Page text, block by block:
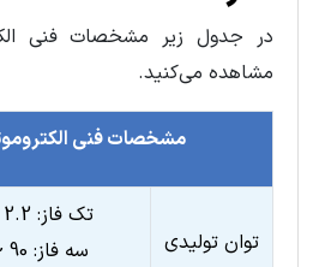
در جدول زیر مشخصات فنی
مشاهده می‌کنید.
مشخصات فنی
توان تولیدی
تک فاز: 2.2 ~ 0.37 کیلووات
سه فاز: 90 ~ 0.37 کیلووات